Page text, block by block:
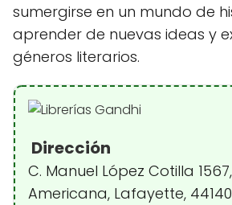
sumergirse en un mundo de
aprender de nuevas ideas y
géneros literarios.
Dirección
C. Manuel López Cotilla
Americana, Lafayette,